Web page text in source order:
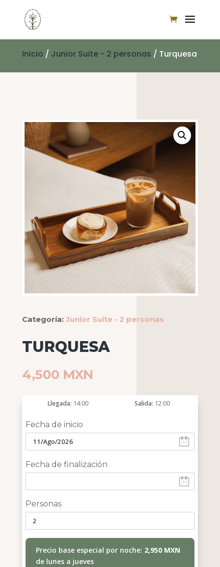
Inicio / Junior Suite - 2 personas / Turquesa
Categoría:Junior Suite - 2 personas
TURQUESA
4,500 MXN
Llegada 14:00 Salida 12:00
Fecha de inicio
Fecha de finalización
Personas
Precio base especial por noche: 2,950 MXN
de lunes a jueves